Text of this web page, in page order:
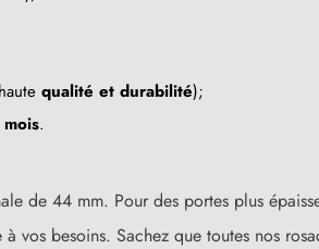
qualité et durabilité);
.
de 44 mm. Pour des portes plus
vos besoins. Sachez que toutes nos